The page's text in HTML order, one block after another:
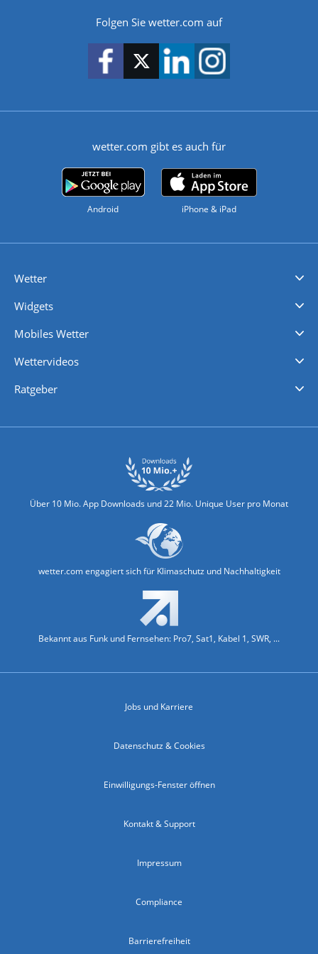
Folgen Sie wetter.com auf
wetter.com gibt es auch für
Android iPhone & iPad
Wetter
Widgets
Mobiles Wetter
Wettervideos
Ratgeber
Über 10 Mio. App Downloads und 22 Mio. Unique User pro Monat
wetter.com engagiert sich für Klimaschutz und Nachhaltigkeit
Bekannt aus Funk und Fernsehen: Pro7, Sat1, Kabel 1, SWR, ...
Jobs und Karriere
Datenschutz & Cookies
Einwilligungs-Fenster öffnen
Kontakt & Support
Impressum
Compliance
Barrierefreiheit